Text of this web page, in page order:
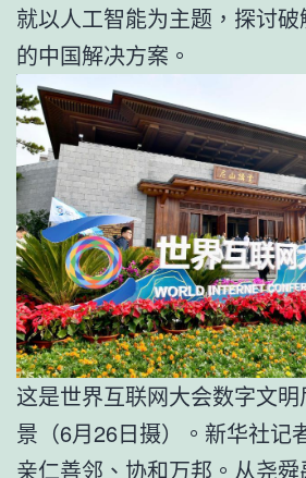
就以人工智能为主题，探讨
的中国解决方案。
这是世界互联网大会数字文
景（6月26日摄）。新华社记
亲仁善邻、协和万邦。从尧